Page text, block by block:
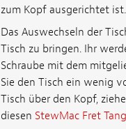
zum Kopf ausgerichtet ist.
Das Auswechseln der
Tisch zu bringen. Ihr
Schraube mit dem
Sie den Tisch ein wenig
Tisch über den Kopf,
diesen StewMac Fret